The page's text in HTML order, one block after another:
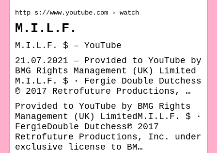
http s://www.youtube.com › watch
M.I.L.F.
M.I.L.F. $ – YouTube
21.07.2021 — Provided to YouTube by
BMG Rights Management (UK) Limited
M.I.L.F. $ · Fergie Double Dutchess
℗ 2017 Retrofuture Productions, …
Provided to YouTube by BMG Rights
Management (UK) LimitedM.I.L.F. $ ·
FergieDouble Dutchess℗ 2017
Retrofuture Productions, Inc. under
exclusive license to BM…